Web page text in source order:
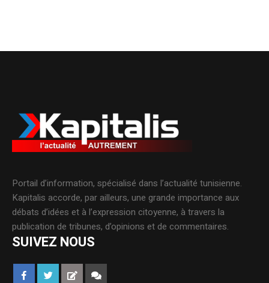
Portail d’information, spécialisé dans l’actualité tunisienne.
Kapitalis accorde, par ailleurs, une grande importance aux
débats d’idées et à l’expression citoyenne, à travers la
publication de tribunes, d’opinions et de commentaires.
SUIVEZ NOUS